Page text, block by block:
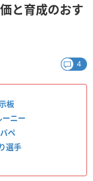
と育成のおす
4
板
ーニー
ペ
選手